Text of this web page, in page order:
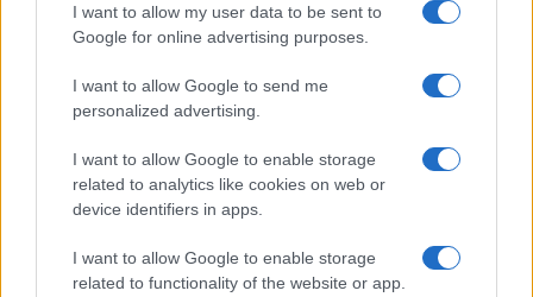
I want to allow my user data to be sent to
Google for online advertising purposes.
I want to allow Google to send me
personalized advertising.
I want to allow Google to enable storage
related to analytics like cookies on web or
device identifiers in apps.
I want to allow Google to enable storage
related to functionality of the website or app.